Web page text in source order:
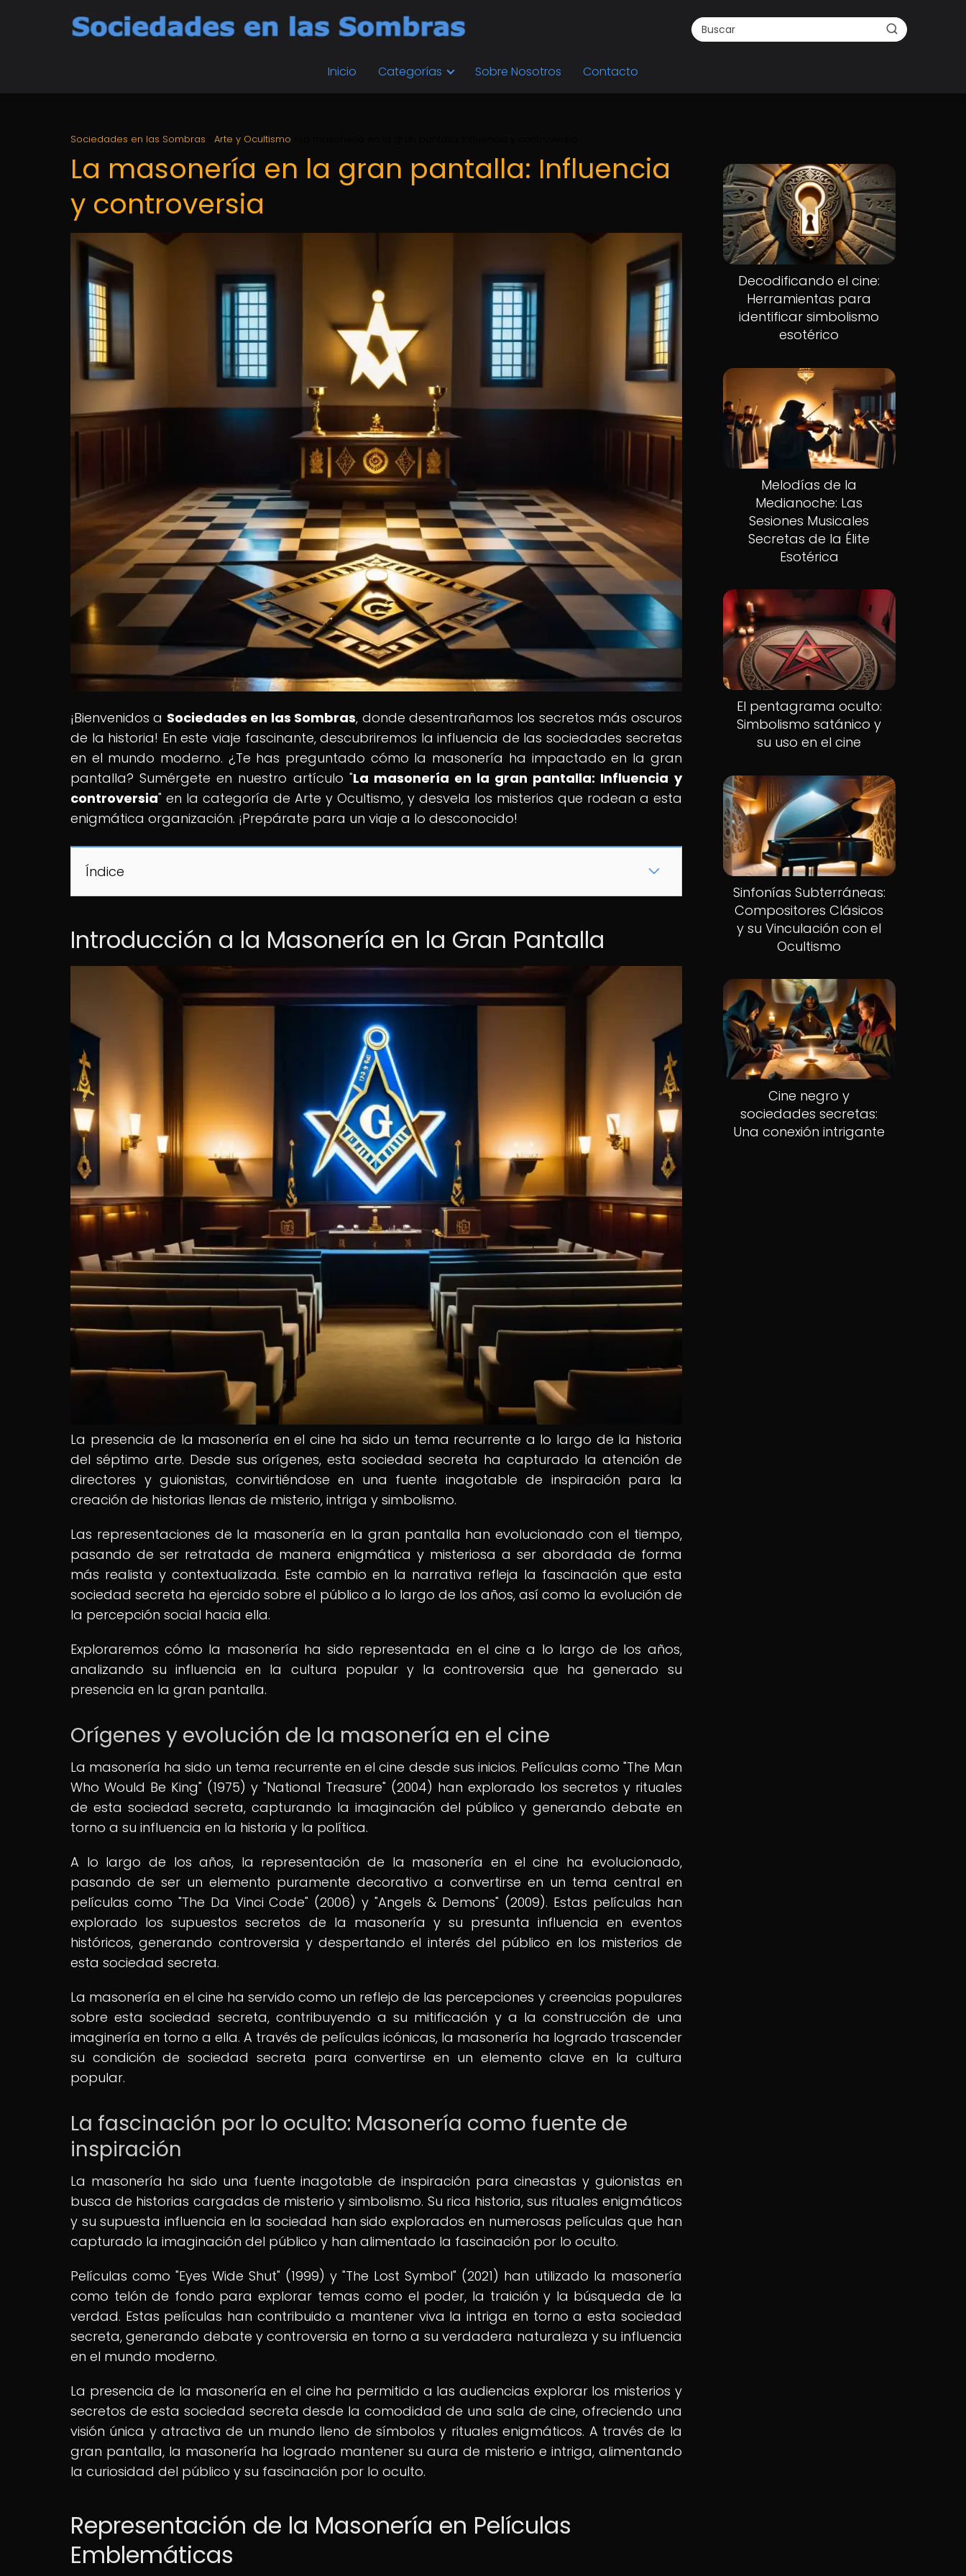
Inicio Categorías Sobre Nosotros Contacto
Sociedades en las Sombras Arte y Ocultismo
La masonería en la gran pantalla: Influencia
y controversia
¡Bienvenidos a Sociedades en las Sombras, donde desentrañamos los secretos más oscuros
de la historia! En este viaje fascinante, descubriremos la influencia de las sociedades secretas
en el mundo moderno. ¿Te has preguntado cómo la masonería ha impactado en la gran
pantalla? Sumérgete en nuestro artículo "La masonería en la gran pantalla: Influencia y
controversia" en la categoría de Arte y Ocultismo, y desvela los misterios que rodean a esta
enigmática organización. ¡Prepárate para un viaje a lo desconocido!
Índice
Introducción a la Masonería en la Gran Pantalla
La presencia de la masonería en el cine ha sido un tema recurrente a lo largo de la historia
del séptimo arte. Desde sus orígenes, esta sociedad secreta ha capturado la atención de
directores y guionistas, convirtiéndose en una fuente inagotable de inspiración para la
creación de historias llenas de misterio, intriga y simbolismo.
Las representaciones de la masonería en la gran pantalla han evolucionado con el tiempo,
pasando de ser retratada de manera enigmática y misteriosa a ser abordada de forma
más realista y contextualizada. Este cambio en la narrativa refleja la fascinación que esta
sociedad secreta ha ejercido sobre el público a lo largo de los años, así como la evolución de
la percepción social hacia ella.
Exploraremos cómo la masonería ha sido representada en el cine a lo largo de los años,
analizando su influencia en la cultura popular y la controversia que ha generado su
presencia en la gran pantalla.
Orígenes y evolución de la masonería en el cine
La masonería ha sido un tema recurrente en el cine desde sus inicios. Películas como "The Man
Who Would Be King" (1975) y "National Treasure" (2004) han explorado los secretos y rituales
de esta sociedad secreta, capturando la imaginación del público y generando debate en
torno a su influencia en la historia y la política.
A lo largo de los años, la representación de la masonería en el cine ha evolucionado,
pasando de ser un elemento puramente decorativo a convertirse en un tema central en
películas como "The Da Vinci Code" (2006) y "Angels & Demons" (2009). Estas películas han
explorado los supuestos secretos de la masonería y su presunta influencia en eventos
históricos, generando controversia y despertando el interés del público en los misterios de
esta sociedad secreta.
La masonería en el cine ha servido como un reflejo de las percepciones y creencias populares
sobre esta sociedad secreta, contribuyendo a su mitificación y a la construcción de una
imaginería en torno a ella. A través de películas icónicas, la masonería ha logrado trascender
su condición de sociedad secreta para convertirse en un elemento clave en la cultura
popular.
La fascinación por lo oculto: Masonería como fuente de
inspiración
La masonería ha sido una fuente inagotable de inspiración para cineastas y guionistas en
busca de historias cargadas de misterio y simbolismo. Su rica historia, sus rituales enigmáticos
y su supuesta influencia en la sociedad han sido explorados en numerosas películas que han
capturado la imaginación del público y han alimentado la fascinación por lo oculto.
Películas como "Eyes Wide Shut" (1999) y "The Lost Symbol" (2021) han utilizado la masonería
como telón de fondo para explorar temas como el poder, la traición y la búsqueda de la
verdad. Estas películas han contribuido a mantener viva la intriga en torno a esta sociedad
secreta, generando debate y controversia en torno a su verdadera naturaleza y su influencia
en el mundo moderno.
La presencia de la masonería en el cine ha permitido a las audiencias explorar los misterios y
secretos de esta sociedad secreta desde la comodidad de una sala de cine, ofreciendo una
visión única y atractiva de un mundo lleno de símbolos y rituales enigmáticos. A través de la
gran pantalla, la masonería ha logrado mantener su aura de misterio e intriga, alimentando
la curiosidad del público y su fascinación por lo oculto.
Representación de la Masonería en Películas
Emblemáticas
Decodificando el cine:
Herramientas para
identificar simbolismo
esotérico
Melodías de la
Medianoche: Las
Sesiones Musicales
Secretas de la Élite
Esotérica
El pentagrama oculto:
Simbolismo satánico y
su uso en el cine
Sinfonías Subterráneas:
Compositores Clásicos
y su Vinculación con el
Ocultismo
Cine negro y
sociedades secretas:
Una conexión intrigante